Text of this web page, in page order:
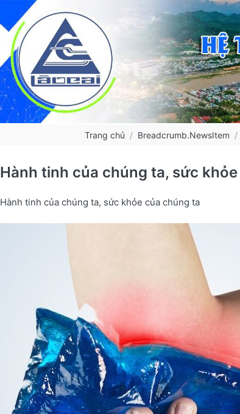
Trang chủ Breadcrumb.NewsItem
Hành tinh của chúng ta, sức
Hành tinh của chúng ta, sức khỏe của chúng ta